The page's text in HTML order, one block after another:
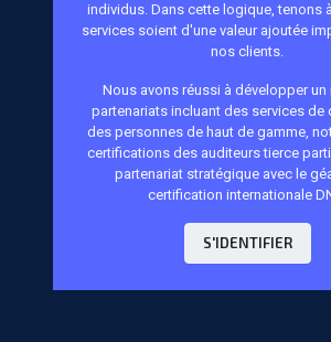
individus. Dans cette logique, tenons
services soient d'une valeur ajoutée
nos clients.
Nous avons réussi à développer un
partenariats incluant des services de
des personnes de haut de gamme,
certifications des auditeurs tierce
partenariat stratégique avec le
certification internationale
S'IDENTIFIER